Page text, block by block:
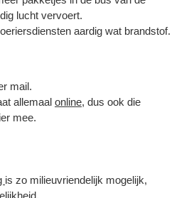
lucht vervoert.
aardig wat brandstof.
mail.
allemaal online, dus ook die
mee.
is zo milieuvriendelijk mogelijk,